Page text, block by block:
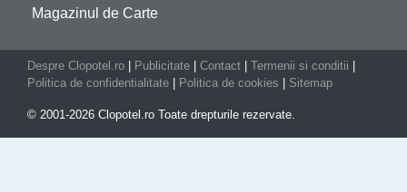
Magazinul de Carte
Despre Clopotel.ro Publicitate Contact Termenii si conditii
Politica de confidentialitate
Politica de cookies Sitemap
© 2001-2026 Clopotel.ro Toate drepturile rezervate.